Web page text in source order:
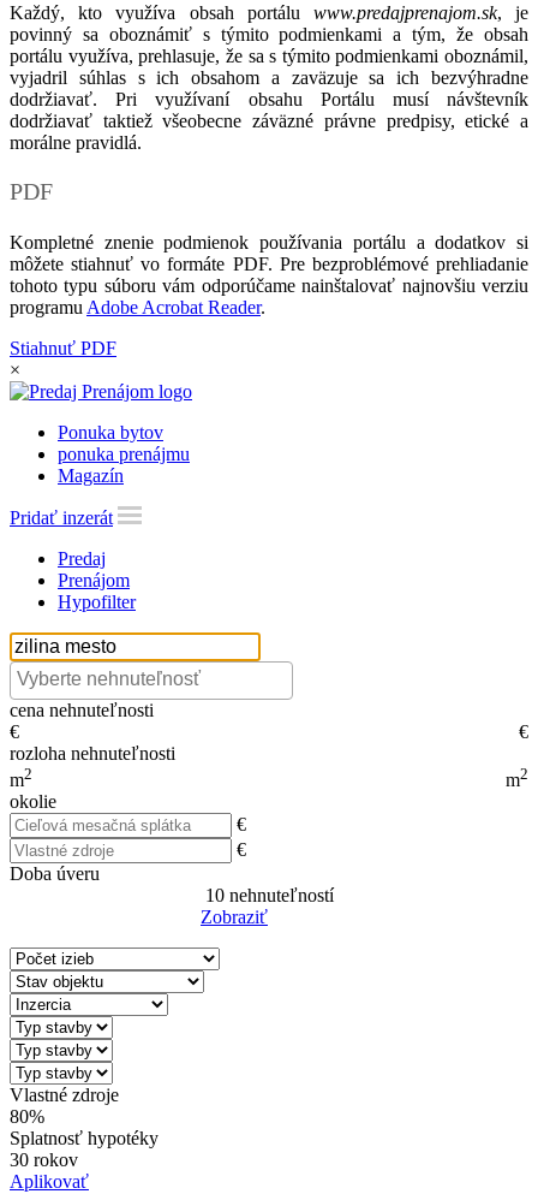
Každý, kto využíva obsah portálu www.predajprenajom.sk, je
povinný sa oboznámiť s týmito podmienkami a tým, že obsah
portálu využíva, prehlasuje, že sa s týmito podmienkami oboznámil,
vyjadril súhlas s ich obsahom a zaväzuje sa ich bezvýhradne
dodržiavať. Pri využívaní obsahu Portálu musí návštevník
dodržiavať taktiež všeobecne záväzné právne predpisy, etické a
morálne pravidlá.
PDF
Kompletné znenie podmienok používania portálu a dodatkov si
môžete stiahnuť vo formáte PDF. Pre bezproblémové prehliadanie
tohoto typu súboru vám odporúčame nainštalovať najnovšiu verziu
programu Adobe Acrobat Reader.
Stiahnuť PDF
×
Ponuka bytov
ponuka prenájmu
Magazín
Pridať inzerát
Predaj
Prenájom
Hypofilter
cena nehnuteľnosti
€
€
rozloha nehnuteľnosti
m2 m2
okolie
€
€
Doba úveru
10nehnuteľností
Zobraziť
Vlastné zdroje
80%
Splatnosť hypotéky
30 rokov
Aplikovať